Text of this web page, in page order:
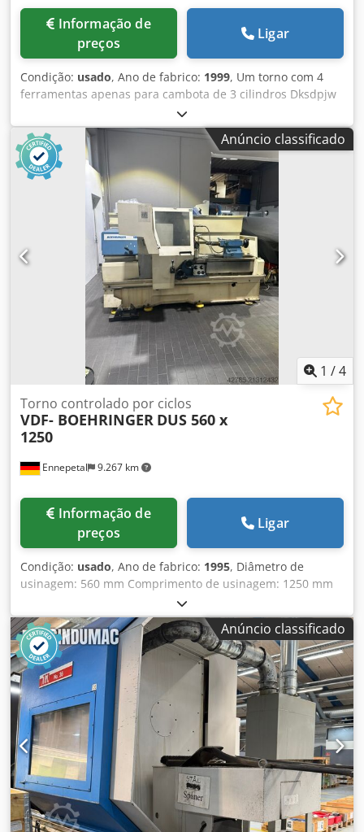
preços
Ligar
Condição: usado, Ano de fabrico: 1999, Um torno com 4
ferramentas apenas para cambota de 3 cilindros Dksdpjw
Anúncio classificado
1 /4
Ennepetal 9.267 km
Torno controlado por ciclos
VDF- BOEHRINGER DUS 560 x
1250
preços
Ligar
Condição: usado, Ano de fabrico: 1995, Diâmetro de
usinagem: 560 mm Comprimento de usinagem: 1250 mm
Comando: Sinumerik 805 Diâmetro de torneamento sobre
o carro transversal: 340 mm Furo do eixo-árvore: 63 mm
Velocidade do eixo-árvore: 3 - 2500 rpm Avanços
longitudinais: 0,001 - 3 mm/volta Avanços transversais:
0,001 - 3 mm/volta Avanço rápido longitudinal: 7 m/min
Avanço rápido transversal: 3,5 m/min Roscas métricas:
passo 0,5 - 140 mm Roscas em polegada: 1/4 - 56 TPI
Roscas módulo: mm Motor principal: 19 kW Comprimento
máximo de fixação: 2250 mm Potência total instalada: 24
kW Dodpfx Ajymp Sueckjkr Peso da máquina aprox.: 4,8 t
Dimensões: aprox. 4,0 x 1,65 x 1,75 m Ciclos de controle
Siemens Sinumerik 805 para torneamento cônico, ciclos de
rosca e de desbaste, porta-ferramentas Multifix troca
rápida tam. 'C', inclusive placa de três castanhas e luneta.
Anúncio classificado